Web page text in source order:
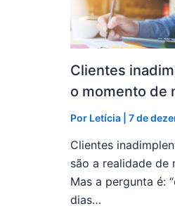
Clientes
o momento de
Por Letícia 7 de
Clientes
são a realidade de
Mas a pergunta é:
dias…